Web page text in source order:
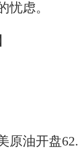
忧虑。
油开盘